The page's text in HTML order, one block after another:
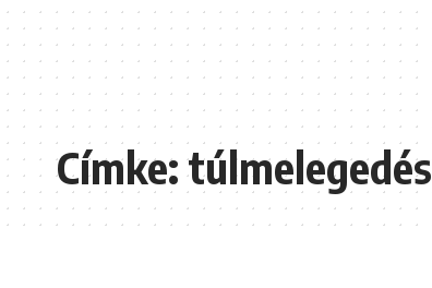
Címke:túlmelegedés